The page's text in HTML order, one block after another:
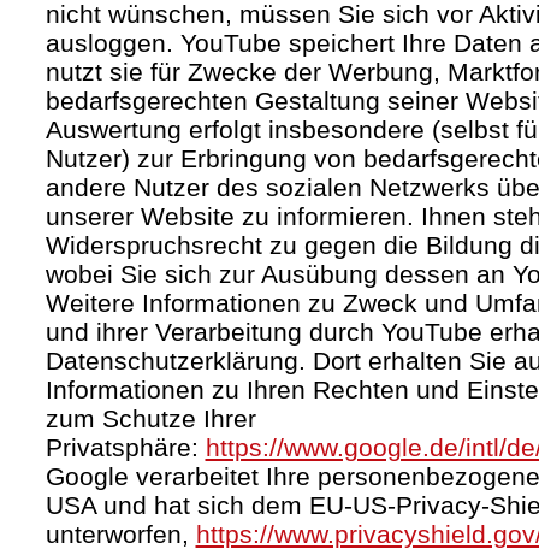
nicht wünschen, müssen Sie sich vor
ausloggen. YouTube speichert Ihre Daten
nutzt sie für Zwecke der Werbung,
bedarfsgerechten Gestaltung seiner
Auswertung erfolgt insbesondere (selbst
Nutzer) zur Erbringung von
andere Nutzer des sozialen Netzwerks
unserer Website zu informieren. Ihnen
Widerspruchsrecht zu gegen die Bildung
wobei Sie sich zur Ausübung dessen an
Weitere Informationen zu Zweck und
und ihrer Verarbeitung durch YouTube
Datenschutzerklärung. Dort erhalten Sie
Informationen zu Ihren Rechten und
zum Schutze Ihrer
Privatsphäre: https://www.google.de/intl/
Google verarbeitet Ihre
USA und hat sich dem EU-US-Privacy-
unterworfen, https://